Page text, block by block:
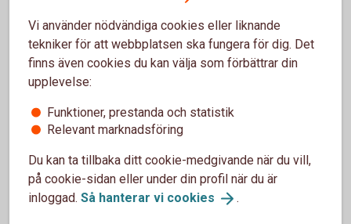
småbarnsår
Bildar man familj är det särskilt viktigt att tänka på att
jämställa ekonomin inom hushållet under småbarnsåren.
Det gör man bäst genom att försöka dela lika på
föräldraledighet, VAB-dagar och eventuellt deltidsarbete.
Om den ena partnern stannar hemma
med barnen länge
Vi använder nödvändiga cookies eller liknande
tekniker för att webbplatsen ska fungera för dig. Det
finns även cookies du kan välja som förbättrar din
upplevelse:
Funktioner, prestanda och statistik
Relevant marknadsföring
Du kan ta tillbaka ditt cookie-medgivande när du vill,
på cookie-sidan eller under din profil när du är
inloggad. Så hanterar vi cookies .